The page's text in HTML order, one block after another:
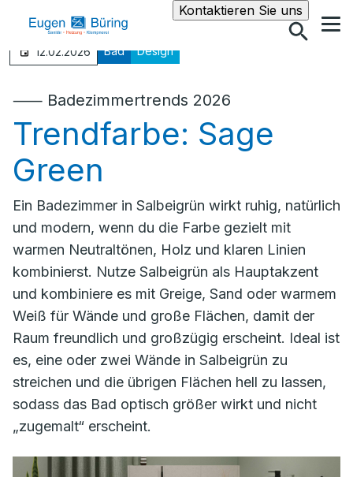
Kontaktieren Sie unsSuche
12.02.2026 Bad Design
⸺ Badezimmertrends 2026
Trendfarbe: Sage
Green
Ein Badezimmer in Salbeigrün wirkt ruhig, natürlich
und modern, wenn du die Farbe gezielt mit
warmen Neutraltönen, Holz und klaren Linien
kombinierst. Nutze Salbeigrün als Hauptakzent
und kombiniere es mit Greige, Sand oder warmem
Weiß für Wände und große Flächen, damit der
Raum freundlich und großzügig erscheint. Ideal ist
es, eine oder zwei Wände in Salbeigrün zu
streichen und die übrigen Flächen hell zu lassen,
sodass das Bad optisch größer wirkt und nicht
„zugemalt“ erscheint.